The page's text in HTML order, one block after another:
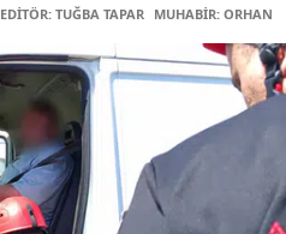
EDİTÖR: TUĞBA TAPAR MUHABİR: ORHAN